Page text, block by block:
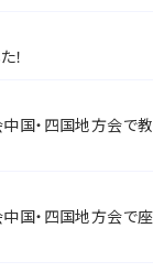
！
国・四国地方会で教
国・四国地方会で座